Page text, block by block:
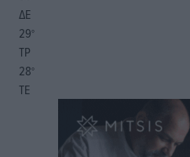
ΔΕ
29°
ΤΡ
28°
ΤΕ